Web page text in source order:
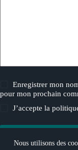
Nous utilisons des
Enregistrer mon
pour mon prochain
J’accepte la